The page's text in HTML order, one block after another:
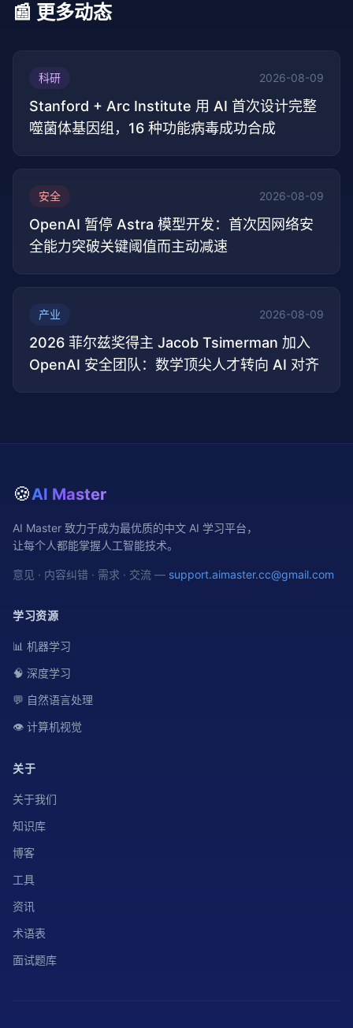
📰 更多动态
科研 2026-08-09
Stanford + Arc Institute 用 AI 首次设计完整
噬菌体基因组，16 种功能病毒成功合成
安全 2026-08-09
OpenAI 暂停 Astra 模型开发：首次因网络安
全能力突破关键阈值而主动减速
产业 2026-08-09
2026 菲尔兹奖得主 Jacob Tsimerman 加入
OpenAI 安全团队：数学顶尖人才转向 AI 对齐
🍪AI Master
AI Master 致力于成为最优质的中文 AI 学习平台，
让每个人都能掌握人工智能技术。
意见 · 内容纠错 · 需求 · 交流 — support.aimaster.cc@gmail.com
学习资源
📊 机器学习
🧠 深度学习
💬 自然语言处理
👁️ 计算机视觉
关于
关于我们
知识库
博客
工具
资讯
术语表
面试题库